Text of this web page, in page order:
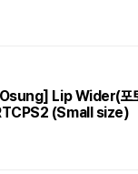
Lip Wider(포
(Small size)